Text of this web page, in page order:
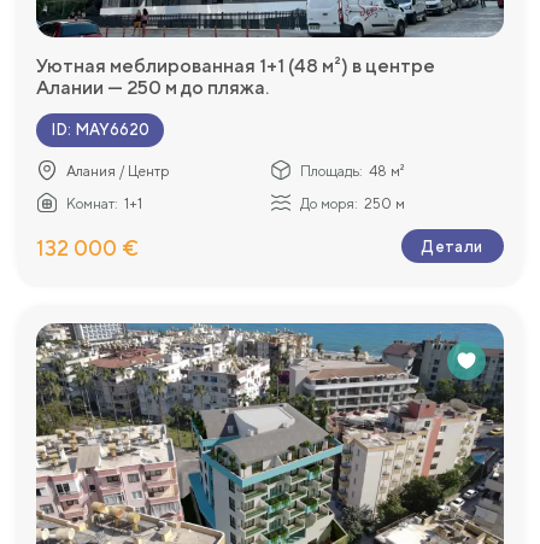
Уютная меблированная 1+1 (48 м²) в центре
Алании — 250 м до пляжа.
ID: MAY6620
Алания / Центр Площадь: 48 м²
Комнат: 1+1 До моря: 250 м
132 000 € Детали